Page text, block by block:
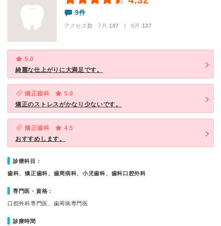
9件
アクセス数 7月:107 | 6月:137
5.0
綺麗な仕上がりに大満足です。
矯正歯科
5.0
矯正のストレスがかなり少ないです。
矯正歯科
4.5
おすすめします。
診療科目：
歯科、矯正歯科、歯周病科、小児歯科、歯科口腔外科
専門医・資格：
口腔外科専門医、歯周病専門医
診療時間